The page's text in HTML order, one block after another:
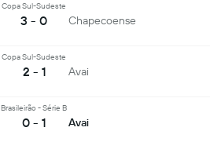
Copa Sul-Sudeste
3 - 0 Chapecoense
Copa Sul-Sudeste
2 - 1 Avai
Brasileirão - Série B
0 - 1 Avai